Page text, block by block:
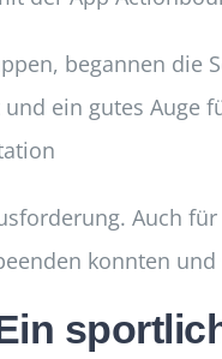
begannen die
ein gutes Auge
Auch
konnten